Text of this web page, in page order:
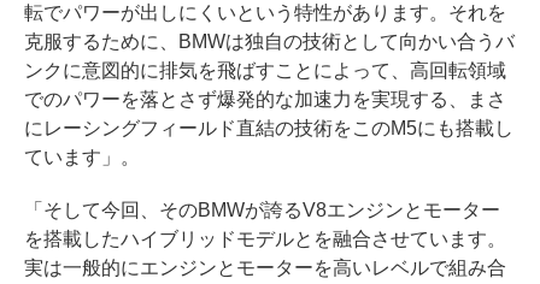
転でパワーが出しにくいという特性があります。それを
克服するために、BMWは独自の技術として向かい合うバ
ンクに意図的に排気を飛ばすことによって、高回転領域
でのパワーを落とさず爆発的な加速力を実現する、まさ
にレーシングフィールド直結の技術をこのM5にも搭載し
ています」。
「そして今回、そのBMWが誇るV8エンジンとモーター
を搭載したハイブリッドモデルとを融合させています。
実は一般的にエンジンとモーターを高いレベルで組み合